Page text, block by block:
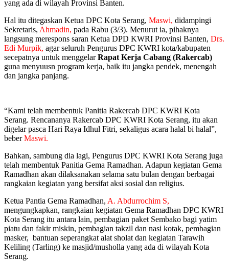
yang ada di wilayah Provinsi Banten.
Hal itu ditegaskan Ketua DPC Kota Serang, Maswi, didampingi
Sekretaris, Ahmadin, pada Rabu (3/3). Menurut ia, pihaknya
langsung merespons saran Ketua DPD KWRI Provinsi Banten, Drs.
Edi Murpik, agar seluruh Pengurus DPC KWRI kota/kabupaten
secepatnya untuk menggelarRapat Kerja Cabang (Rakercab)
guna menyuusn program kerja, baik itu jangka pendek, menengah
dan jangka panjang.
“Kami telah membentuk Panitia Rakercab DPC KWRI Kota
Serang. Rencananya Rakercab DPC KWRI Kota Serang, itu akan
digelar pasca Hari Raya Idhul Fitri, sekaligus acara halal bi halal”,
beberMaswi.
Bahkan, sambung dia lagi, Pengurus DPC KWRI Kota Serang juga
telah membentuk Panitia Gema Ramadhan. Adapun kegiatan Gema
Ramadhan akan dilaksanakan selama satu bulan dengan berbagai
rangkaian kegiatan yang bersifat aksi sosial dan religius.
Ketua Pantia Gema Ramadhan, A. Abdurrochim S,
mengungkapkan, rangkaian kegiatan Gema Ramadhan DPC KWRI
Kota Serang itu antara lain, pembagian paket Sembako bagi yatim
piatu dan fakir miskin, pembagian takzil dan nasi kotak, pembagian
masker, bantuan seperangkat alat sholat dan kegiatan Tarawih
Keliling (Tarling) ke masjid/musholla yang ada di wilayah Kota
Serang.